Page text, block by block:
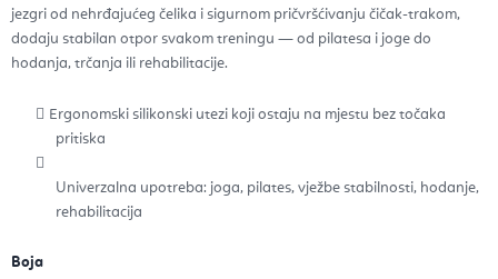
jezgri od nehrđajućeg čelika i sigurnom pričvršćivanju čičak-trakom,
dodaju stabilan otpor svakom treningu — od pilatesa i joge do
hodanja, trčanja ili rehabilitacije.
Ergonomski silikonski utezi koji ostaju na mjestu bez točaka
pritiska
Univerzalna upotreba: joga, pilates, vježbe stabilnosti, hodanje,
rehabilitacija
Boja